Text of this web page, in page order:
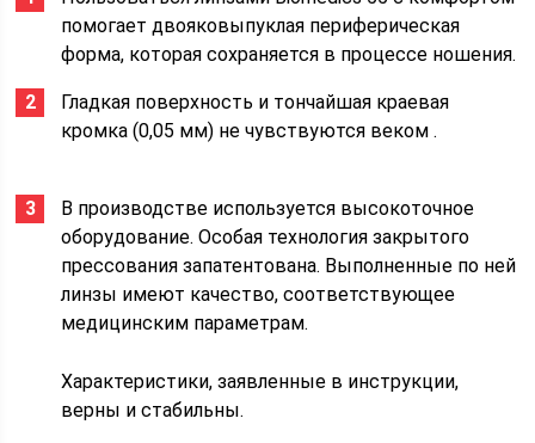
помогает двояковыпуклая периферическая
форма, которая сохраняется в процессе ношения.
Гладкая поверхность и тончайшая краевая
кромка (0,05 мм) не чувствуются веком .
В производстве используется высокоточное
оборудование. Особая технология закрытого
прессования запатентована. Выполненные по ней
линзы имеют качество, соответствующее
медицинским параметрам.
Характеристики, заявленные в инструкции,
верны и стабильны.